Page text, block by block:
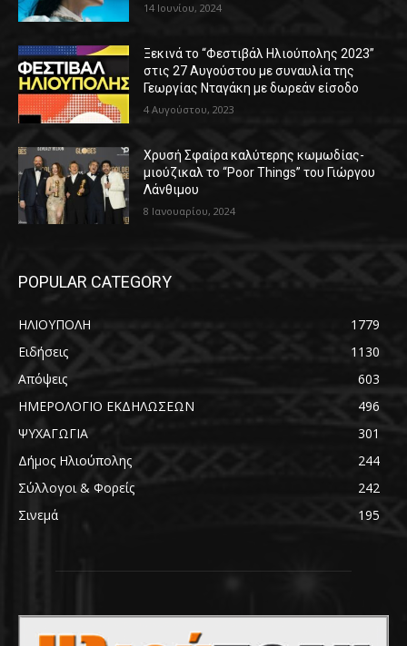
14 Ιουνίου, 2024
Ξεκινά το “Φεστιβάλ Ηλιούπολης 2023”
στις 27 Αυγούστου με συναυλία της
Γεωργίας Νταγάκη με δωρεάν είσοδο
4 Αυγούστου, 2023
Χρυσή Σφαίρα καλύτερης κωμωδίας-
μιούζικαλ το “Poor Things” του Γιώργου
Λάνθιμου
8 Ιανουαρίου, 2024
POPULAR CATEGORY
ΗΛΙΟΥΠΟΛΗ
1779
Ειδήσεις
1130
Απόψεις
603
ΗΜΕΡΟΛΟΓΙΟ ΕΚΔΗΛΩΣΕΩΝ
496
ΨΥΧΑΓΩΓΙΑ
301
Δήμος Ηλιούπολης
244
Σύλλογοι & Φορείς
242
Σινεμά
195